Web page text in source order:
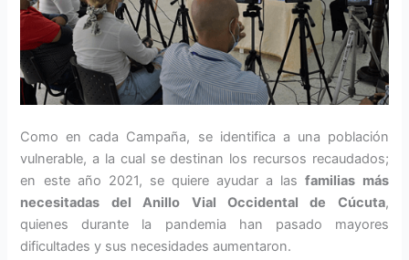
Como en cada Campaña, se identifica a una población
vulnerable, a la cual se destinan los recursos recaudados;
en este año 2021, se quiere ayudar a lasfamilias más
necesitadas del Anillo Vial Occidental de Cúcuta,
quienes durante la pandemia han pasado mayores
dificultades y sus necesidades aumentaron.